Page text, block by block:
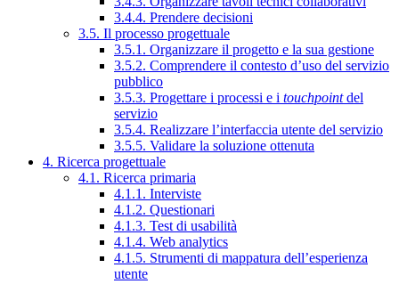
3.4.4. Prendere decisioni
3.5. Il processo progettuale
3.5.1. Organizzare il progetto e la sua gestione
3.5.2. Comprendere il contesto d’uso del servizio
pubblico
3.5.3. Progettare i processi e i touchpointdel
servizio
3.5.4. Realizzare l’interfaccia utente del servizio
3.5.5. Validare la soluzione ottenuta
4. Ricerca progettuale
4.1. Ricerca primaria
4.1.1. Interviste
4.1.2. Questionari
4.1.3. Test di usabilità
4.1.4. Web analytics
4.1.5. Strumenti di mappatura dell’esperienza
utente